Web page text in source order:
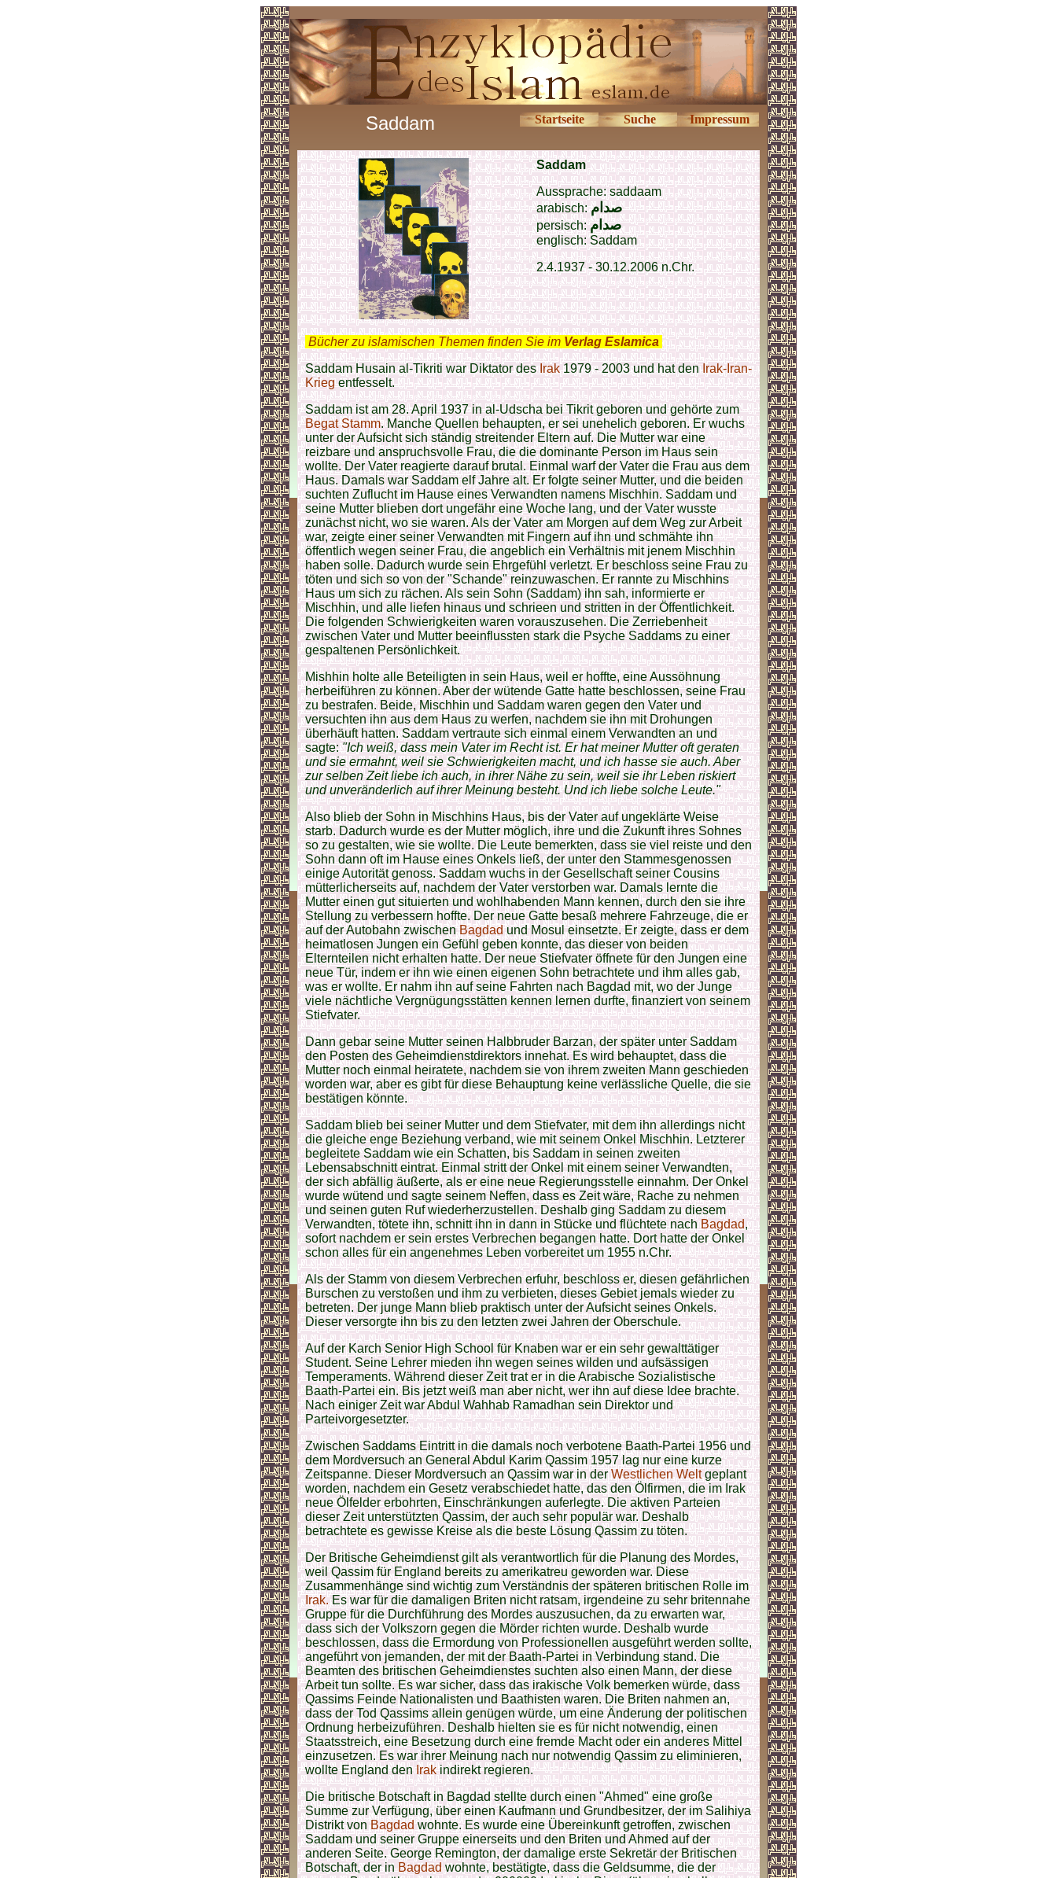
Saddam Startseite Suche Impressum
Saddam
Aussprache: saddaam
arabisch:صدام
persisch:صدام
englisch: Saddam
2.4.1937 - 30.12.2006 n.Chr.
Bücher zu islamischen Themen finden Sie im Verlag Eslamica
Saddam Husain al-Tikriti war Diktator desIrak1979 - 2003 und hat denIrak-Iran-
Kriegentfesselt.
Saddam ist am 28. April 1937 in al-Udscha bei Tikrit geboren und gehörte zum
Begat Stamm. Manche Quellen behaupten, er sei unehelich geboren. Er wuchs
unter der Aufsicht sich ständig streitender Eltern auf. Die Mutter war eine
reizbare und anspruchsvolle Frau, die die dominante Person im Haus sein
wollte. Der Vater reagierte darauf brutal. Einmal warf der Vater die Frau aus dem
Haus. Damals war Saddam elf Jahre alt. Er folgte seiner Mutter, und die beiden
suchten Zuflucht im Hause eines Verwandten namens Mischhin. Saddam und
seine Mutter blieben dort ungefähr eine Woche lang, und der Vater wusste
zunächst nicht, wo sie waren. Als der Vater am Morgen auf dem Weg zur Arbeit
war, zeigte einer seiner Verwandten mit Fingern auf ihn und schmähte ihn
öffentlich wegen seiner Frau, die angeblich ein Verhältnis mit jenem Mischhin
haben solle. Dadurch wurde sein Ehrgefühl verletzt. Er beschloss seine Frau zu
töten und sich so von der "Schande" reinzuwaschen. Er rannte zu Mischhins
Haus um sich zu rächen. Als sein Sohn (Saddam) ihn sah, informierte er
Mischhin, und alle liefen hinaus und schrieen und stritten in der Öffentlichkeit.
Die folgenden Schwierigkeiten waren vorauszusehen. Die Zerriebenheit
zwischen Vater und Mutter beeinflussten stark die Psyche Saddams zu einer
gespaltenen Persönlichkeit.
Mishhin holte alle Beteiligten in sein Haus, weil er hoffte, eine Aussöhnung
herbeiführen zu können. Aber der wütende Gatte hatte beschlossen, seine Frau
zu bestrafen. Beide, Mischhin und Saddam waren gegen den Vater und
versuchten ihn aus dem Haus zu werfen, nachdem sie ihn mit Drohungen
überhäuft hatten. Saddam vertraute sich einmal einem Verwandten an und
sagte:"Ich weiß, dass mein Vater im Recht ist. Er hat meiner Mutter oft geraten
und sie ermahnt, weil sie Schwierigkeiten macht, und ich hasse sie auch. Aber
zur selben Zeit liebe ich auch, in ihrer Nähe zu sein, weil sie ihr Leben riskiert
und unveränderlich auf ihrer Meinung besteht. Und ich liebe solche Leute."
Also blieb der Sohn in Mischhins Haus, bis der Vater auf ungeklärte Weise
starb. Dadurch wurde es der Mutter möglich, ihre und die Zukunft ihres Sohnes
so zu gestalten, wie sie wollte. Die Leute bemerkten, dass sie viel reiste und den
Sohn dann oft im Hause eines Onkels ließ, der unter den Stammesgenossen
einige Autorität genoss. Saddam wuchs in der Gesellschaft seiner Cousins
mütterlicherseits auf, nachdem der Vater verstorben war. Damals lernte die
Mutter einen gut situierten und wohlhabenden Mann kennen, durch den sie ihre
Stellung zu verbessern hoffte. Der neue Gatte besaß mehrere Fahrzeuge, die er
auf der Autobahn zwischenBagdadund Mosul einsetzte. Er zeigte, dass er dem
heimatlosen Jungen ein Gefühl geben konnte, das dieser von beiden
Elternteilen nicht erhalten hatte. Der neue Stiefvater öffnete für den Jungen eine
neue Tür, indem er ihn wie einen eigenen Sohn betrachtete und ihm alles gab,
was er wollte. Er nahm ihn auf seine Fahrten nach Bagdad mit, wo der Junge
viele nächtliche Vergnügungsstätten kennen lernen durfte, finanziert von seinem
Stiefvater.
Dann gebar seine Mutter seinen Halbbruder Barzan, der später unter Saddam
den Posten des Geheimdienstdirektors innehat. Es wird behauptet, dass die
Mutter noch einmal heiratete, nachdem sie von ihrem zweiten Mann geschieden
worden war, aber es gibt für diese Behauptung keine verlässliche Quelle, die sie
bestätigen könnte.
Saddam blieb bei seiner Mutter und dem Stiefvater, mit dem ihn allerdings nicht
die gleiche enge Beziehung verband, wie mit seinem Onkel Mischhin. Letzterer
begleitete Saddam wie ein Schatten, bis Saddam in seinen zweiten
Lebensabschnitt eintrat. Einmal stritt der Onkel mit einem seiner Verwandten,
der sich abfällig äußerte, als er eine neue Regierungsstelle einnahm. Der Onkel
wurde wütend und sagte seinem Neffen, dass es Zeit wäre, Rache zu nehmen
und seinen guten Ruf wiederherzustellen. Deshalb ging Saddam zu diesem
Verwandten, tötete ihn, schnitt ihn in dann in Stücke und flüchtete nachBagdad,
sofort nachdem er sein erstes Verbrechen begangen hatte. Dort hatte der Onkel
schon alles für ein angenehmes Leben vorbereitet um 1955 n.Chr.
Als der Stamm von diesem Verbrechen erfuhr, beschloss er, diesen gefährlichen
Burschen zu verstoßen und ihm zu verbieten, dieses Gebiet jemals wieder zu
betreten. Der junge Mann blieb praktisch unter der Aufsicht seines Onkels.
Dieser versorgte ihn bis zu den letzten zwei Jahren der Oberschule.
Auf der Karch Senior High School für Knaben war er ein sehr gewalttätiger
Student. Seine Lehrer mieden ihn wegen seines wilden und aufsässigen
Temperaments. Während dieser Zeit trat er in die Arabische Sozialistische
Baath-Partei ein. Bis jetzt weiß man aber nicht, wer ihn auf diese Idee brachte.
Nach einiger Zeit war Abdul Wahhab Ramadhan sein Direktor und
Parteivorgesetzter.
Zwischen Saddams Eintritt in die damals noch verbotene Baath-Partei 1956 und
dem Mordversuch an General Abdul Karim Qassim 1957 lag nur eine kurze
Zeitspanne. Dieser Mordversuch an Qassim war in derWestlichen Weltgeplant
worden, nachdem ein Gesetz verabschiedet hatte, das den Ölfirmen, die im Irak
neue Ölfelder erbohrten, Einschränkungen auferlegte. Die aktiven Parteien
dieser Zeit unterstützten Qassim, der auch sehr populär war. Deshalb
betrachtete es gewisse Kreise als die beste Lösung Qassim zu töten.
Der Britische Geheimdienst gilt als verantwortlich für die Planung des Mordes,
weil Qassim für England bereits zu amerikatreu geworden war. Diese
Zusammenhänge sind wichtig zum Verständnis der späteren britischen Rolle im
Irak.Es war für die damaligen Briten nicht ratsam, irgendeine zu sehr britennahe
Gruppe für die Durchführung des Mordes auszusuchen, da zu erwarten war,
dass sich der Volkszorn gegen die Mörder richten wurde. Deshalb wurde
beschlossen, dass die Ermordung von Professionellen ausgeführt werden sollte,
angeführt von jemanden, der mit der Baath-Partei in Verbindung stand. Die
Beamten des britischen Geheimdienstes suchten also einen Mann, der diese
Arbeit tun sollte. Es war sicher, dass das irakische Volk bemerken würde, dass
Qassims Feinde Nationalisten und Baathisten waren. Die Briten nahmen an,
dass der Tod Qassims allein genügen würde, um eine Änderung der politischen
Ordnung herbeizuführen. Deshalb hielten sie es für nicht notwendig, einen
Staatsstreich, eine Besetzung durch eine fremde Macht oder ein anderes Mittel
einzusetzen. Es war ihrer Meinung nach nur notwendig Qassim zu eliminieren,
wollte England denIrakindirekt regieren.
Die britische Botschaft in Bagdad stellte durch einen "Ahmed" eine große
Summe zur Verfügung, über einen Kaufmann und Grundbesitzer, der im Salihiya
Distrikt vonBagdadwohnte. Es wurde eine Übereinkunft getroffen, zwischen
Saddam und seiner Gruppe einerseits und den Briten und Ahmed auf der
anderen Seite. George Remington, der damalige erste Sekretär der Britischen
Botschaft, der inBagdadwohnte, bestätigte, dass die Geldsumme, die der